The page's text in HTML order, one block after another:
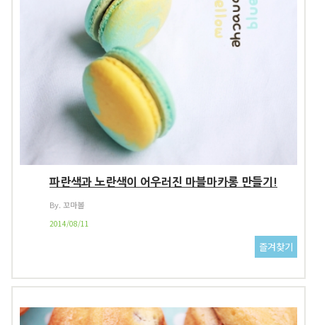
파란색과 노란색이 어우러진 마블마카롱 만들기!
By. 꼬마볼
2014/08/11